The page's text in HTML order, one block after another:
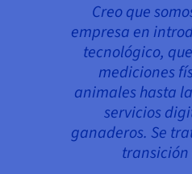
Creo que
empresa en
tecnológico,
mediciones
animales hasta
servicios
ganaderos. Se